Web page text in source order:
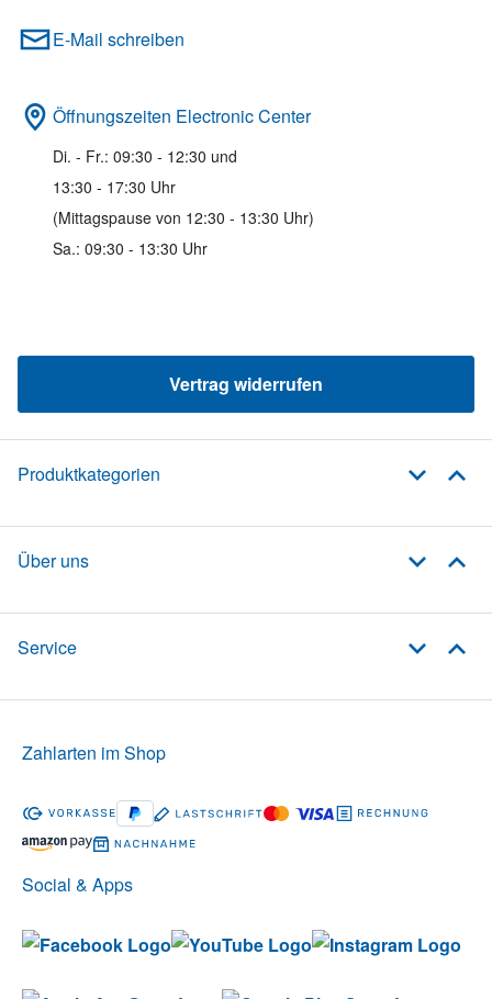
E-Mail schreiben
Öffnungszeiten Electronic Center
Di. - Fr.: 09:30 - 12:30 und
13:30 - 17:30 Uhr
(Mittagspause von 12:30 - 13:30 Uhr)
Sa.: 09:30 - 13:30 Uhr
Vertrag widerrufen
Produktkategorien
Über uns
Service
Social & Apps
Zahlarten im Shop